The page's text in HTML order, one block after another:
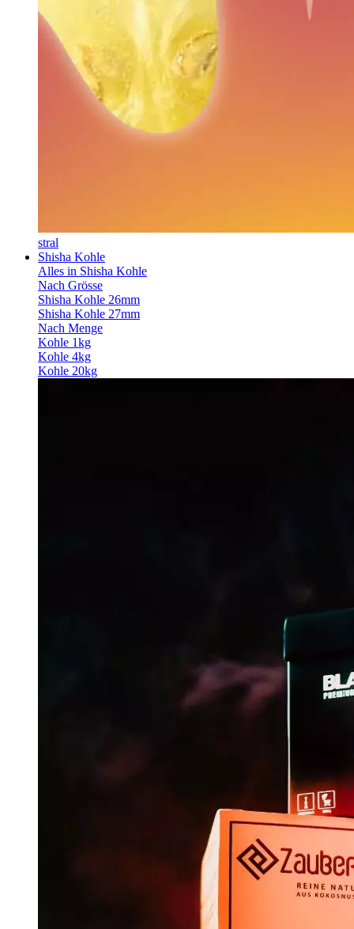
stral
Shisha Kohle
Alles in Shisha Kohle
Nach Grösse
Shisha Kohle 26mm
Shisha Kohle 27mm
Nach Menge
Kohle 1kg
Kohle 4kg
Kohle 20kg